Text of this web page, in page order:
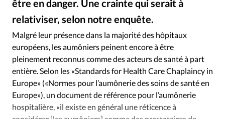
Se connecter
Édition: Internationale
Devise: CHF
RUBRIQUES
Tous les articles
Actualité chrétienne
Actualité internationale
Chronique
Culture
Dossier
Eglises Foi Génération réveil
Monde
être en danger. Une crainte qui serait à
relativiser, selon notre enquête.
©BS/DDPS Matthias Bill
Malgré leur présence dans la majorité des hôpitaux
européens, les aumôniers peinent encore à être
pleinement reconnus comme des acteurs de santé à part
entière. Selon les «Standards for Health Care Chaplaincy in
Europe» («Normes pour l’aumônerie des soins de santé en
Europe»), un document de référence pour l’aumônerie
hospitalière, «il existe en général une réticence à